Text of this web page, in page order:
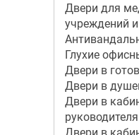
Двери для
учреждений
Глухие
Двери в
Двери в
Двери в
руководителя